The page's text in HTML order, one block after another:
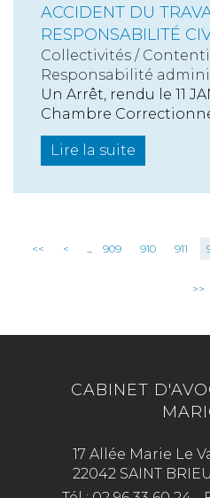
ACCIDENT DU
RESPONSABILITÉ
Collectivités /
Responsabilité
Un Arrêt, rendu le 11
Chambre
Lire la suite
<< < ... 909 910 911
>>
CABINET
17 Allée Marie Le
22042 SAINT